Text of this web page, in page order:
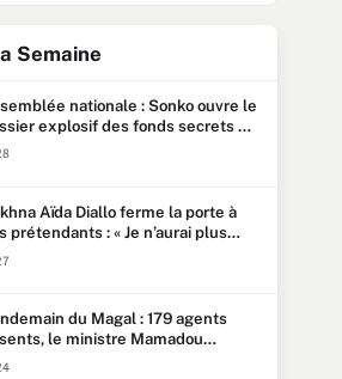
Semaine
nationale : Sonko ouvre le
explosif des fonds secrets et
patrimoine présidentiel
Aïda Diallo ferme la porte à
prétendants : « Je n’aurai plus
un autre mari »
du Magal : 179 agents
le ministre Mamadou
Dianté exige des explications